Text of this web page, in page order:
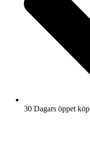
30 Dagars öppet köp